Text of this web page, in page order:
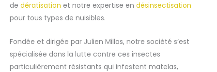
de dératisation et notre expertise en désinsectisation
pour tous types de nuisibles.
Fondée et dirigée par Julien Millas, notre société s’est
spécialisée dans la lutte contre ces insectes
particulièrement résistants qui infestent matelas,